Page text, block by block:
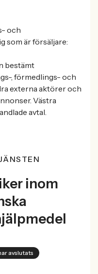
och
som är försäljare:
bestämt
, förmedlings- och
externa aktörer och
Västra
avtal.
inom
avslutats